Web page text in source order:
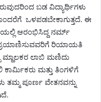
ಬಡ ವಿದ್ಯಾರ್ಥಿಗಳು
ಒಳಪಡಬೇಕಾಗುತ್ತದೆ. ಈ
ಆರಂಭಿಸಿದ್ದ ನರ್ಮ್
ಪ್ರಯಾಣಿಸುವವರಿಗೆ ರಿಯಾಯತಿ
ಮ್ಹಾಲಕರ ಲಾಬಿ ಮಣಿದು
ಮತ್ತು ತಿಂಗಳಿಗೆ
ತಮ್ಮ ಪೂರ್ಣ ವೇತನವನ್ನು